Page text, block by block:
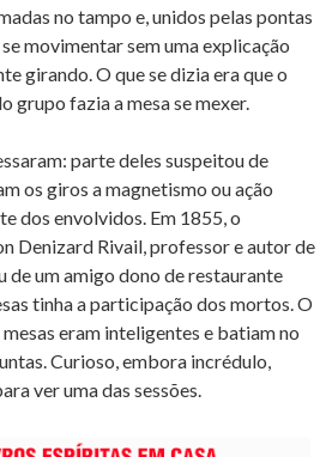
no tampo e, unidos pelas pontas
movimentar sem uma explicação
girando. O que se dizia era que o
grupo fazia a mesa se mexer.
parte deles suspeitou de
os giros a magnetismo ou ação
dos envolvidos. Em 1855, o
Denizard Rivail, professor e autor de
de um amigo dono de restaurante
tinha a participação dos mortos. O
eram inteligentes e batiam no
Curioso, embora incrédulo,
ver uma das sessões.